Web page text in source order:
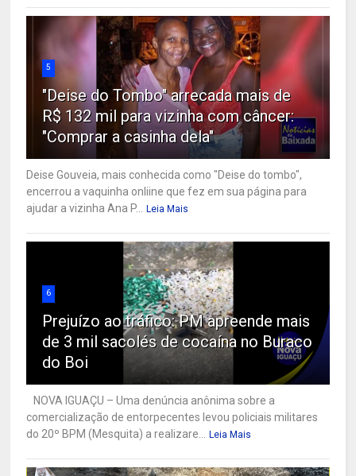
5
"Deise do Tombo" arrecada mais de
R$ 132 mil para vizinha com câncer:
"Comprar a casinha dela"
Deise Gouveia, mais conhecida como "Deise do tombo",
encerrou a vaquinha onliine que fez em sua página para
ajudar a vizinha Ana P...
Leia Mais
6
Prejuízo ao tráfico: PM apreende mais
de 3 mil sacolés de cocaína no Buraco
do Boi
NOVA IGUAÇU – Uma denúncia anônima sobre a
comercialização de entorpecentes levou policiais militares
do 20º BPM (Mesquita) a realizare...
Leia Mais